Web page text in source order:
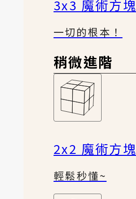
3x3 魔術方塊
一切的根本！
稍微進階
2x2 魔術方塊
輕鬆秒懂~